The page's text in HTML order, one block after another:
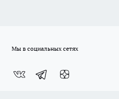
Мы в социальных сетях